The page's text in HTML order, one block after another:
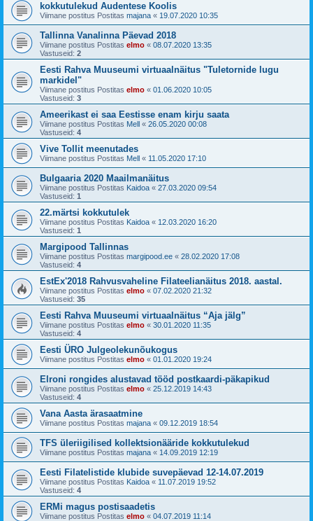
kokkutulekud Audentese Koolis
Viimane postitus Postitas majana « 19.07.2020 10:35
Tallinna Vanalinna Päevad 2018
Viimane postitus Postitas elmo « 08.07.2020 13:35
Vastuseid: 2
Eesti Rahva Muuseumi virtuaalnäitus "Tuletornide lugu
markidel"
Viimane postitus Postitas elmo « 01.06.2020 10:05
Vastuseid: 3
Ameerikast ei saa Eestisse enam kirju saata
Viimane postitus Postitas Mell « 26.05.2020 00:08
Vastuseid: 4
Vive Tollit meenutades
Viimane postitus Postitas Mell « 11.05.2020 17:10
Bulgaaria 2020 Maailmanäitus
Viimane postitus Postitas Kaidoa « 27.03.2020 09:54
Vastuseid: 1
22.märtsi kokkutulek
Viimane postitus Postitas Kaidoa « 12.03.2020 16:20
Vastuseid: 1
Margipood Tallinnas
Viimane postitus Postitas margipood.ee « 28.02.2020 17:08
Vastuseid: 4
EstEx'2018 Rahvusvaheline Filateelianäitus 2018. aastal.
Viimane postitus Postitas elmo « 07.02.2020 21:32
Vastuseid: 35
Eesti Rahva Muuseumi virtuaalnäitus “Aja jälg”
Viimane postitus Postitas elmo « 30.01.2020 11:35
Vastuseid: 4
Eesti ÜRO Julgeolekunõukogus
Viimane postitus Postitas elmo « 01.01.2020 19:24
Elroni rongides alustavad tööd postkaardi-päkapikud
Viimane postitus Postitas elmo « 25.12.2019 14:43
Vastuseid: 4
Vana Aasta ärasaatmine
Viimane postitus Postitas majana « 09.12.2019 18:54
TFS üleriigilised kollektsionääride kokkutulekud
Viimane postitus Postitas majana « 14.09.2019 12:19
Eesti Filatelistide klubide suvepäevad 12-14.07.2019
Viimane postitus Postitas Kaidoa « 11.07.2019 19:52
Vastuseid: 4
ERMi magus postisaadetis
Viimane postitus Postitas elmo « 04.07.2019 11:14